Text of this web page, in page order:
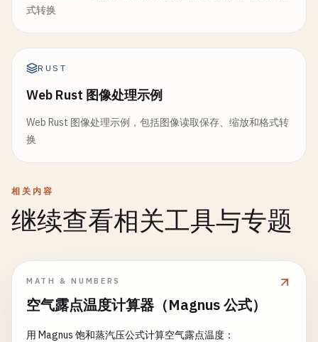
式转换
RUST
Web Rust 图像处理示例
Web Rust 图像处理示例，包括图像读取保存、缩放和格式转
换
相关内容
继续查看相关工具与专题
MATH & NUMBERS
空气露点温度计算器（Magnus 公式）
用 Magnus 饱和蒸汽压公式计算空气露点温度：